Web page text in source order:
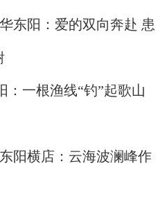
东阳：爱的双向奔赴 患
：一根渔线“钓”起歌山
阳横店：云海波澜峰作